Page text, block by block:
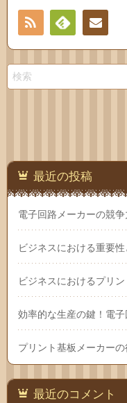
RSS
Feedlyお問
最近の投稿
電子回路メーカーの競
ビジネスにおける重要
ビジネスにおけるプリ
効率的な生産の鍵！電
プリント基板メーカー
最近のコメント